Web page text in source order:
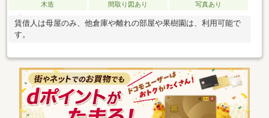
木造 間取り図あり 写真あり
賃借人は母屋のみ、他倉庫や離れの部屋や果樹園は、利用可能で
す。